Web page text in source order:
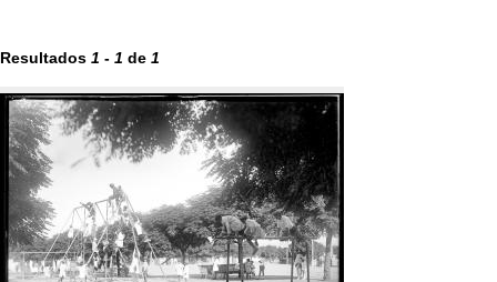
Resultados 1 - 1 de 1